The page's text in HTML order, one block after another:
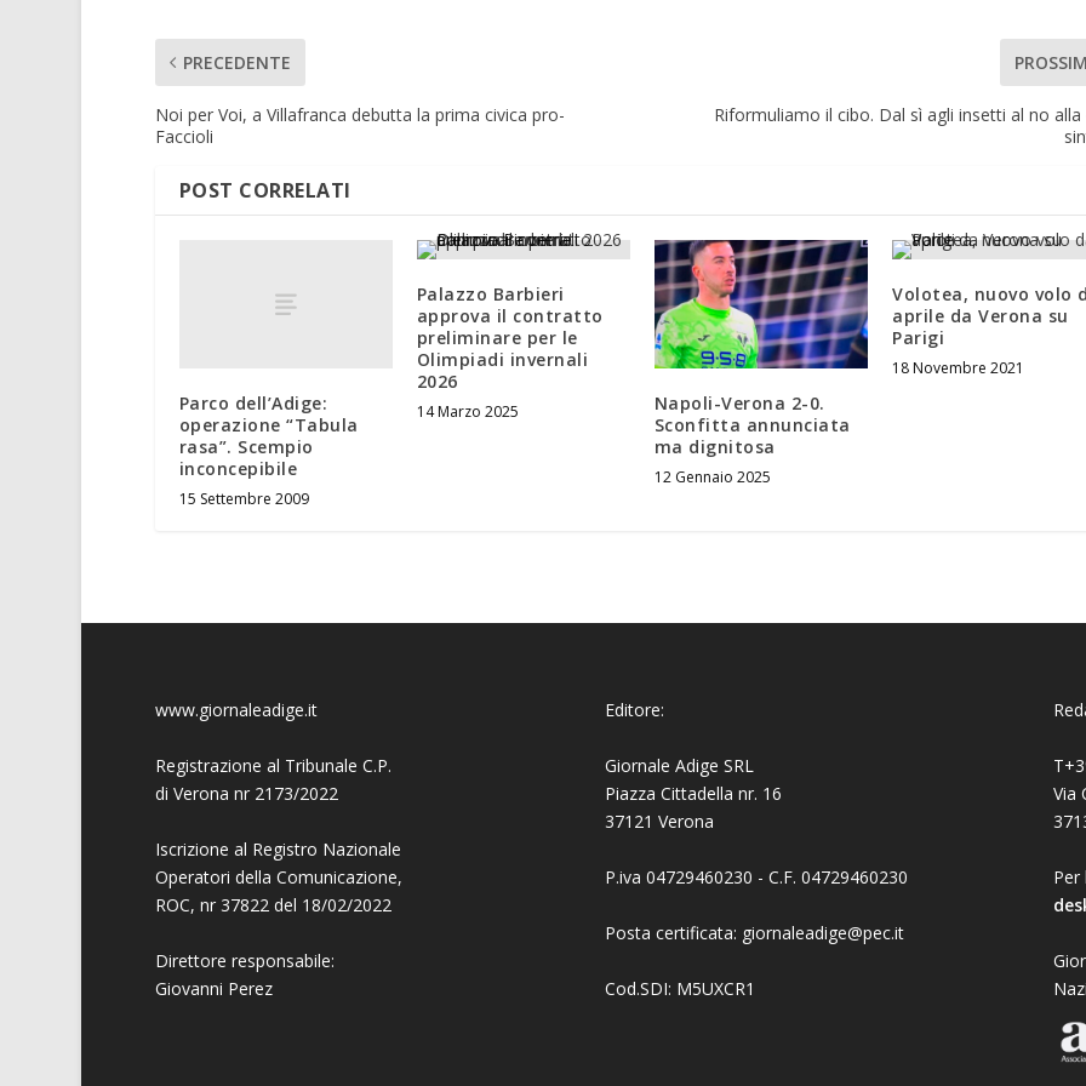
PRECEDENTE
Noi per Voi, a Villafranca debutta la prima civica pro-
Faccioli
Riformuliamo il cibo. Dal sì agli insetti al no alla
POST CORRELATI
Parco dell’Adige:
operazione “Tabula
rasa”. Scempio
inconcepibile
15 Settembre 2009
Palazzo Barbieri
approva il contratto
preliminare per le
Olimpiadi invernali
2026
14 Marzo 2025
Napoli-Verona 2-0.
Sconfitta annunciata
ma dignitosa
12 Gennaio 2025
Volotea, nuovo volo
aprile da Verona su
Parigi
18 Novembre 2021
www.giornaleadige.it
Registrazione al Tribunale C.P.
di Verona nr 2173/2022
Iscrizione al Registro Nazionale
Operatori della Comunicazione,
ROC, nr 37822 del 18/02/2022
Direttore responsabile:
Giovanni Perez
Editore:
Giornale Adige SRL
Piazza Cittadella nr. 16
37121 Verona
P.iva 04729460230 - C.F. 04729460230
Posta certificata: giornaleadige@pec.it
Cod.SDI: M5UXCR1
Via
Per